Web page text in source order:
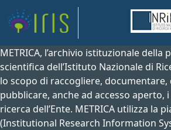
METRICA, l’archivio istituzionale della
scientifica dell’Istituto Nazionale di
lo scopo di raccogliere, documentare,
pubblicare, anche ad accesso aperto,
ricerca dell’Ente. METRICA utilizza la
(Institutional Research Information